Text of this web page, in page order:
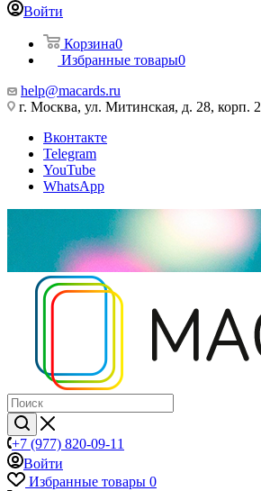
Войти
Корзина0
Избранные товары0
help@macards.ru
г. Москва, ул. Митинская, д. 28, корп. 2
Вконтакте
Telegram
YouTube
WhatsApp
+7 (977) 820-09-11
Войти
Избранные товары 0